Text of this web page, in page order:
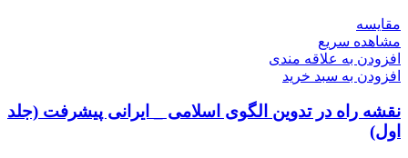
مقایسه
مشاهده سریع
افزودن به علاقه مندی
افزودن به سبد خرید
نقشه راه در تدوین الگوی اسلامی _ ایرانی پیشرفت (جلد
اول)